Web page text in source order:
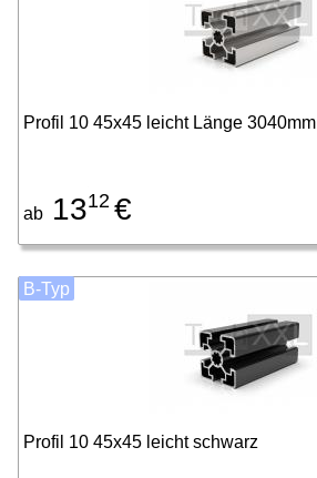
Profil 10 45x45 leicht Länge 3040mm
ab 1312 €
Profil 10 45x45 leicht schwarz
B-Typ